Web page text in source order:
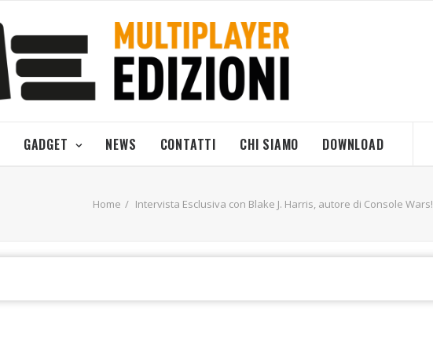
GADGET NEWS CONTATTI CHI SIAMO DOWNLOAD
Home Intervista Esclusiva con Blake J. Harris, autore di Console Wars!